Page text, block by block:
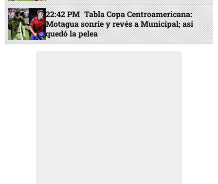
22:42 PM Tabla Copa Centroamericana:
Motagua sonríe y revés a Municipal; así
quedó la pelea